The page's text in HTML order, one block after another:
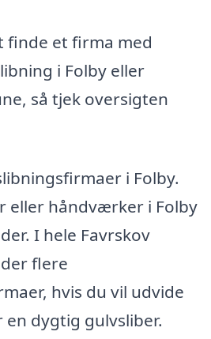
finde et firma med
i Folby eller
så tjek oversigten
i Folby.
eller håndværker i Folby
I hele Favrskov
flere
hvis du vil udvide
dygtig gulvsliber.